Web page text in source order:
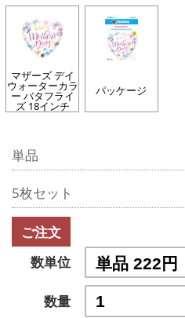
マザーズ デイ
ウォーターカラ
ー バタフライ
ズ 18インチ
パッケージ
単品
5枚セット
ご注文
数単位
数量